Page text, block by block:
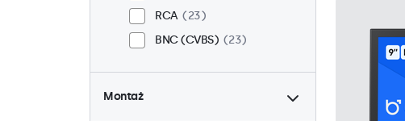
RCA
23
BNC (CVBS)
23
Montaż